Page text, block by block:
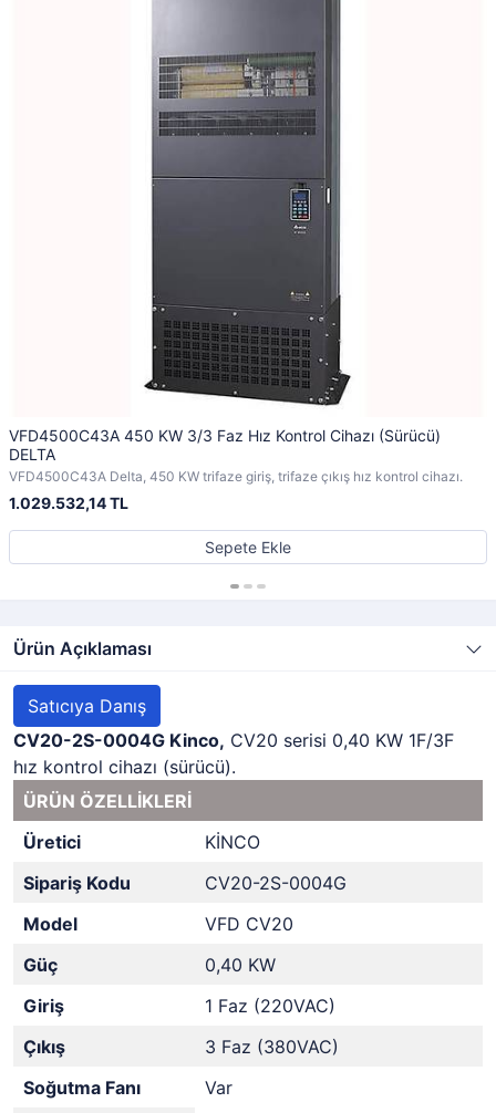
VFD4500C43A 450 KW 3/3 Faz Hız Kontrol Cihazı (Sürücü)
DELTA
VFD4500C43A Delta, 450 KW trifaze giriş, trifaze çıkış hız kontrol cihazı.
1.029.532,14 TL
Sepete Ekle
Ürün Açıklaması
Satıcıya Danış
CV20-2S-0004G Kinco, CV20 serisi 0,40 KW 1F/3F
hız kontrol cihazı (sürücü).
ÜRÜN ÖZELLİKLERİ
Üretici
KİNCO
Sipariş Kodu
CV20-2S-0004G
Model
VFD CV20
Güç
0,40 KW
Giriş
1 Faz (220VAC)
Çıkış
3 Faz (380VAC)
Soğutma Fanı
Var